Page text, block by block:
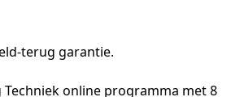
terug garantie.
Techniek online programma met 8